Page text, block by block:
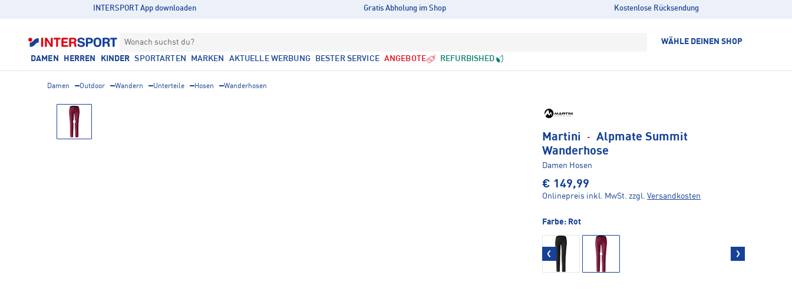
INTERSPORT App downloaden Gratis Abholung im Shop Kostenlose Rücksendung
Wonach suchst du? WÄHLE DEINEN SHOP
DAMEN HERREN KINDER SPORTARTEN MARKEN AKTUELLE WERBUNG BESTER SERVICE ANGEBOTE REFURBISHED
Damen Outdoor Wandern Unterteile Hosen Wanderhosen
Martini · Alpmate Summit
Wanderhose
Damen Hosen
€ 149,99
Onlinepreis inkl. MwSt. zzgl. Versandkosten
Farbe: Rot